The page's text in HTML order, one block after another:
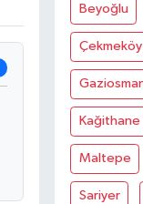
Beyoğlu
Çekmeköy
Kağithane
Maltepe
Sariyer